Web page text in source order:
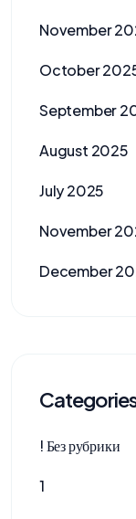
November
October
September
August 2025
July 2025
November
December
! Без рубрики
1